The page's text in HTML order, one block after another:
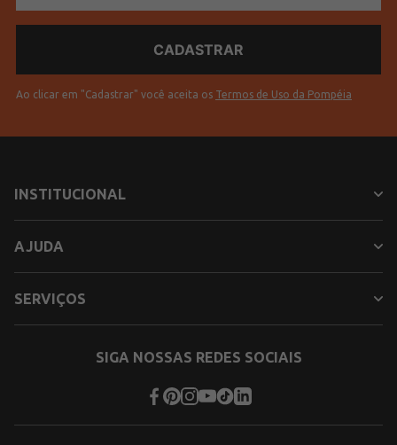
Ao clicar em "Cadastrar" você aceita os Termos de Uso da Pompéia
INSTITUCIONAL
AJUDA
SERVIÇOS
SIGA NOSSAS REDES SOCIAIS